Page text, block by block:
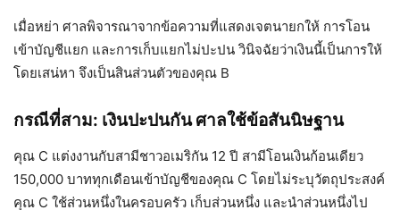
เมื่อหย่า ศาลพิจารณาจากข้อความที่แสดงเจตนายกให้ การโอน
เข้าบัญชีแยก และการเก็บแยกไม่ปะปน วินิจฉัยว่าเงินนี้เป็นการให้
โดยเสน่หา จึงเป็นสินส่วนตัวของคุณ B
กรณีที่สาม: เงินปะปนกัน ศาลใช้ข้อสันนิษฐาน
คุณ C แต่งงานกับสามีชาวอเมริกัน 12 ปี สามีโอนเงินก้อนเดียว
150,000 บาททุกเดือนเข้าบัญชีของคุณ C โดยไม่ระบุวัตถุประสงค์
คุณ C ใช้ส่วนหนึ่งในครอบครัว เก็บส่วนหนึ่ง และนำส่วนหนึ่งไป